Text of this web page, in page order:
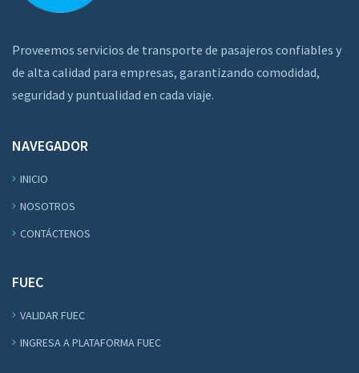
Proveemos servicios de transporte de pasajeros confiables y
de alta calidad para empresas, garantizando comodidad,
seguridad y puntualidad en cada viaje.
NAVEGADOR
INICIO
NOSOTROS
CONTÁCTENOS
FUEC
VALIDAR FUEC
INGRESA A PLATAFORMA FUEC